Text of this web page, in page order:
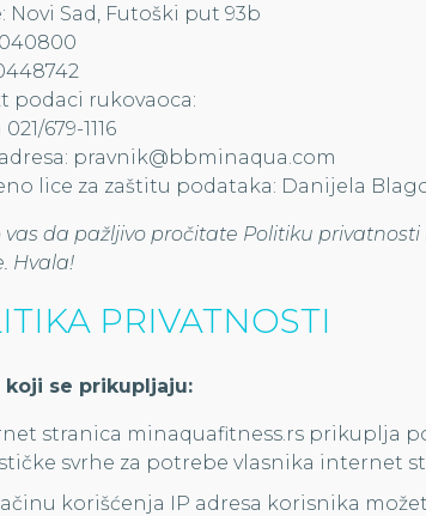
Novi Sad, Futoški put 93b
podaci rukovaoca:
679-1116
pravnik@bbminaqua.com
lice za zaštitu podataka: Danijela
vas da pažljivo pročitate Politiku
Hvala!
PRIVATNOSTI
koji se prikupljaju:
stranica minaquafitness.rs prikuplja
svrhe za potrebe vlasnika internet
korišćenja IP adresa korisnika